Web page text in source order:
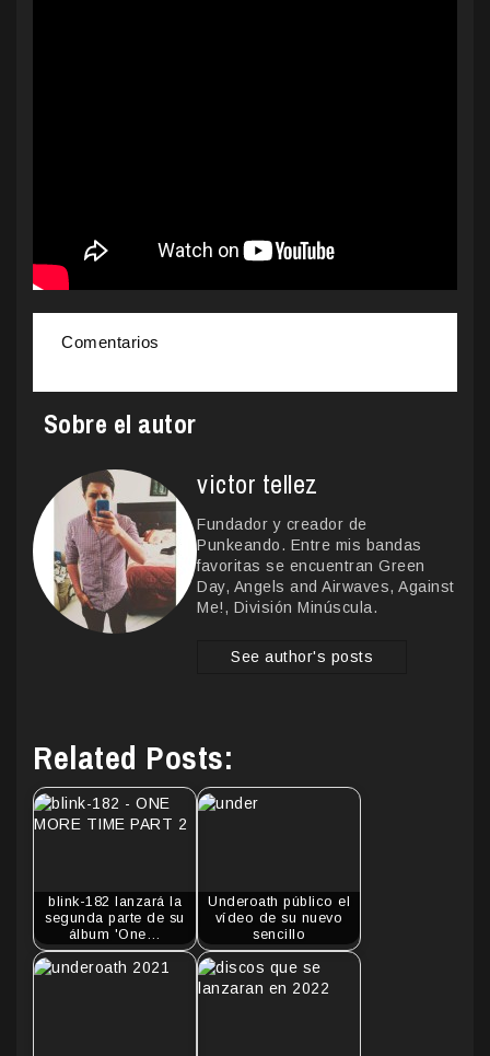
Comentarios
Sobre el autor
victor tellez
Fundador y creador de
Punkeando. Entre mis bandas
favoritas se encuentran Green
Day, Angels and Airwaves, Against
Me!, División Minúscula.
See author's posts
Related Posts:
blink-182 lanzará la
segunda parte de su
álbum 'One…
Underoath público el
vídeo de su nuevo
sencillo